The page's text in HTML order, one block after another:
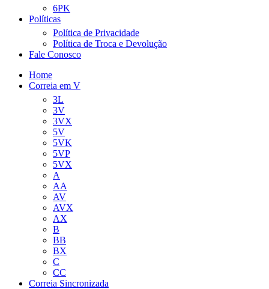
6PK
Políticas
Política de Privacidade
Política de Troca e Devolução
Fale Conosco
Home
Correia em V
3L
3V
3VX
5V
5VK
5VP
5VX
A
AA
AV
AVX
AX
B
BB
BX
C
CC
Correia Sincronizada